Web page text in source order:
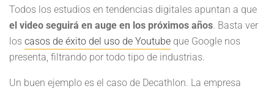
Todos los estudios en tendencias digitales apuntan a que
el video seguirá en auge en los próximos años. Basta ver
los casos de éxito del uso de Youtube que Google nos
presenta, filtrando por todo tipo de industrias.
Un buen ejemplo es el caso de Decathlon. La empresa